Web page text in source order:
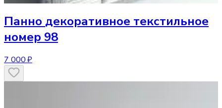
Панно декоративное текстильное
номер 98
7 000 ₽